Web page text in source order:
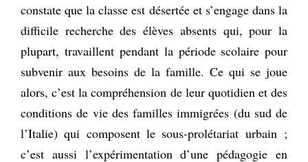
constate que la classe est désertée et s’engage dans la
difficile recherche des élèves absents qui, pour la
plupart, travaillent pendant la période scolaire pour
subvenir aux besoins de la famille. Ce qui se joue
alors, c’est la compréhension de leur quotidien et des
conditions de vie des familles immigrées (du sud de
l’Italie) qui composent le sous-prolétariat urbain ;
c’est aussi l’expérimentation d’une pédagogie en